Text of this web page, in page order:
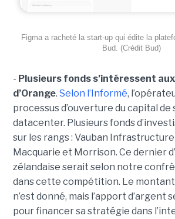
Figma a racheté la start-up qui édite la
Bud. (Crédit Bud)
- Plusieurs fonds s’intéressent
d’Orange. Selon l’Informé,
processus d’ouverture du capital
datacenter. Plusieurs fonds
sur les rangs : Vauban
Macquarie et Morrison. Ce dernier
zélandaise serait selon notre
dans cette compétition. Le montant
n’est donné, mais l’apport d’argent
pour financer sa stratégie dans